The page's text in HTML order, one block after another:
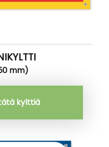
mm)
kylttiä